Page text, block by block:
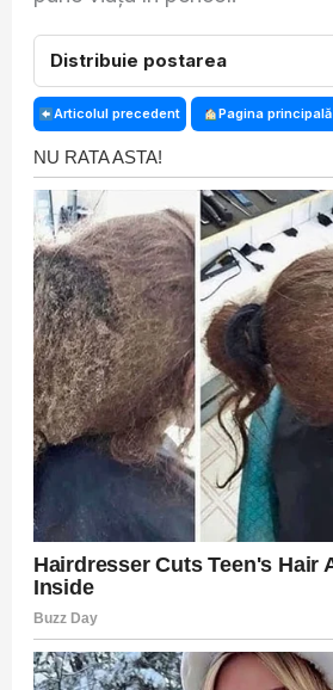
Distribuie postarea
Articolul precedent Pagina principală